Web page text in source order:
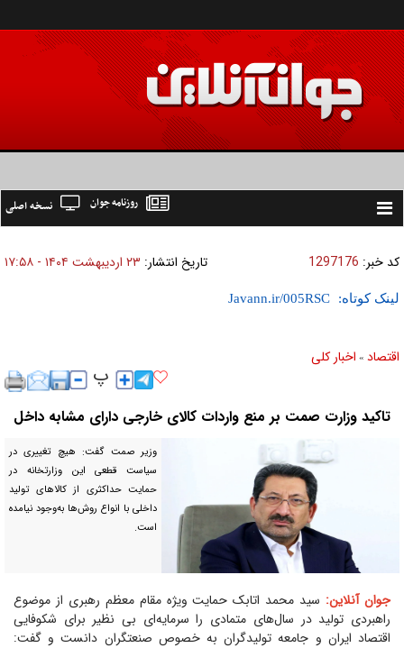
Toggle
نسخه اصلی روزنامه جوان
کد خبر: 1297176 تاریخ انتشار: ۲۳ ارديبهشت ۱۴۰۴ - ۱۷:۵۸
لینک کوتاه:
اقتصاد » اخبار کلی
تاکید وزارت صمت بر منع واردات کالای خارجی دارای مشابه داخل
وزیر صمت گفت: هیچ تغییری در
سیاست قطعی این وزارتخانه در
حمایت حداکثری از کالاهای تولید
داخلی با انواع روش‌ها به‌وجود نیامده
است.
جوان آنلاین: سید محمد اتابک حمایت ویژه مقام معظم رهبری از موضوع
راهبردی تولید در سال‌های متمادی را سرمایه‌ای بی نظیر برای شکوفایی
اقتصاد ایران و جامعه تولیدگران به خصوص صنعتگران دانست و گفت: